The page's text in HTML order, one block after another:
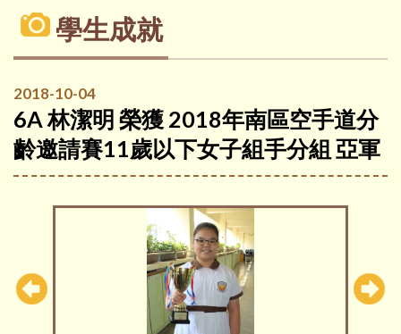
學生成就
2018-10-04
6A 林潔明 榮獲 2018年南區空手道分
齡邀請賽11歲以下女子組手分組 亞軍